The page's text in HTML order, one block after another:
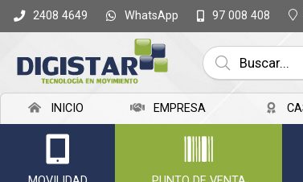
2408 4649 WhatsApp 97 008 408
INICIO EMPRESA